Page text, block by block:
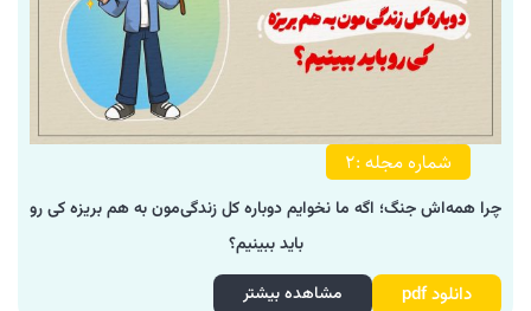
شماره مجله :2
چرا همه‌اش جنگ؛ اگه ما نخوایم دوباره کل زندگی‌مون به هم بریزه کی رو
باید ببینیم؟
دانلود pdf مشاهده بیشتر